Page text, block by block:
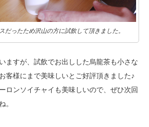
だったため沢山の方に試飲して頂きました。
ますが、試飲でお出しした烏龍茶も小さな
客様にまで美味しいとご好評頂きました♪
ロンソイチャイも美味しいので、ぜひ次回
。